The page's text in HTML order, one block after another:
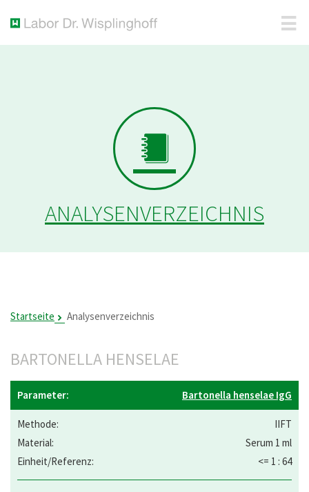
ANALYSENVERZEICHNIS
Startseite Analysenverzeichnis
BARTONELLA HENSELAE
Bartonella henselae IgG
IIFT
Serum 1 ml
<= 1 : 64